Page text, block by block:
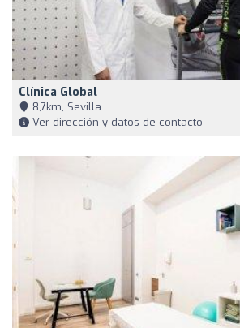
Clínica Global
8,7km, Sevilla
Ver dirección y datos de contacto